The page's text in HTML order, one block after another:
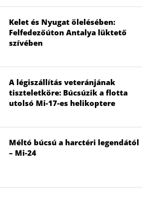
Kelet és Nyugat ölelésében:
Felfedezőúton Antalya lüktető
szívében
A légiszállítás veteránjának
tiszteletköre: Búcsúzik a flotta
utolsó Mi-17-es helikoptere
Méltó búcsú a harctéri legendától
– Mi-24